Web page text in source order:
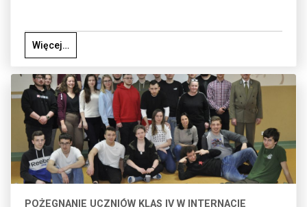
Więcej…
POŻEGNANIE UCZNIÓW KLAS IV W INTERNACIE